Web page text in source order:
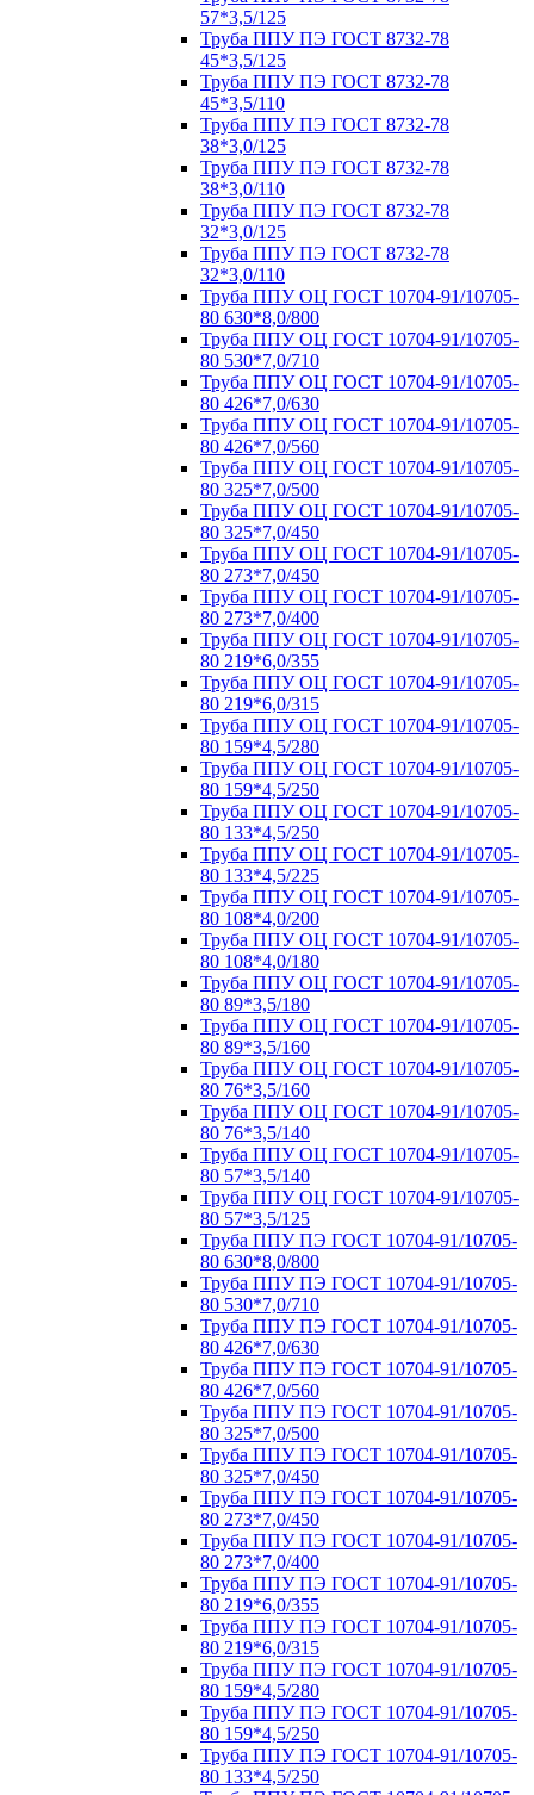
57*3,5/125
Труба ППУ ПЭ ГОСТ 8732-78
45*3,5/125
Труба ППУ ПЭ ГОСТ 8732-78
45*3,5/110
Труба ППУ ПЭ ГОСТ 8732-78
38*3,0/125
Труба ППУ ПЭ ГОСТ 8732-78
38*3,0/110
Труба ППУ ПЭ ГОСТ 8732-78
32*3,0/125
Труба ППУ ПЭ ГОСТ 8732-78
32*3,0/110
Труба ППУ ОЦ ГОСТ 10704-91/10705-
80 630*8,0/800
Труба ППУ ОЦ ГОСТ 10704-91/10705-
80 530*7,0/710
Труба ППУ ОЦ ГОСТ 10704-91/10705-
80 426*7,0/630
Труба ППУ ОЦ ГОСТ 10704-91/10705-
80 426*7,0/560
Труба ППУ ОЦ ГОСТ 10704-91/10705-
80 325*7,0/500
Труба ППУ ОЦ ГОСТ 10704-91/10705-
80 325*7,0/450
Труба ППУ ОЦ ГОСТ 10704-91/10705-
80 273*7,0/450
Труба ППУ ОЦ ГОСТ 10704-91/10705-
80 273*7,0/400
Труба ППУ ОЦ ГОСТ 10704-91/10705-
80 219*6,0/355
Труба ППУ ОЦ ГОСТ 10704-91/10705-
80 219*6,0/315
Труба ППУ ОЦ ГОСТ 10704-91/10705-
80 159*4,5/280
Труба ППУ ОЦ ГОСТ 10704-91/10705-
80 159*4,5/250
Труба ППУ ОЦ ГОСТ 10704-91/10705-
80 133*4,5/250
Труба ППУ ОЦ ГОСТ 10704-91/10705-
80 133*4,5/225
Труба ППУ ОЦ ГОСТ 10704-91/10705-
80 108*4,0/200
Труба ППУ ОЦ ГОСТ 10704-91/10705-
80 108*4,0/180
Труба ППУ ОЦ ГОСТ 10704-91/10705-
80 89*3,5/180
Труба ППУ ОЦ ГОСТ 10704-91/10705-
80 89*3,5/160
Труба ППУ ОЦ ГОСТ 10704-91/10705-
80 76*3,5/160
Труба ППУ ОЦ ГОСТ 10704-91/10705-
80 76*3,5/140
Труба ППУ ОЦ ГОСТ 10704-91/10705-
80 57*3,5/140
Труба ППУ ОЦ ГОСТ 10704-91/10705-
80 57*3,5/125
Труба ППУ ПЭ ГОСТ 10704-91/10705-
80 630*8,0/800
Труба ППУ ПЭ ГОСТ 10704-91/10705-
80 530*7,0/710
Труба ППУ ПЭ ГОСТ 10704-91/10705-
80 426*7,0/630
Труба ППУ ПЭ ГОСТ 10704-91/10705-
80 426*7,0/560
Труба ППУ ПЭ ГОСТ 10704-91/10705-
80 325*7,0/500
Труба ППУ ПЭ ГОСТ 10704-91/10705-
80 325*7,0/450
Труба ППУ ПЭ ГОСТ 10704-91/10705-
80 273*7,0/450
Труба ППУ ПЭ ГОСТ 10704-91/10705-
80 273*7,0/400
Труба ППУ ПЭ ГОСТ 10704-91/10705-
80 219*6,0/355
Труба ППУ ПЭ ГОСТ 10704-91/10705-
80 219*6,0/315
Труба ППУ ПЭ ГОСТ 10704-91/10705-
80 159*4,5/280
Труба ППУ ПЭ ГОСТ 10704-91/10705-
80 159*4,5/250
Труба ППУ ПЭ ГОСТ 10704-91/10705-
80 133*4,5/250